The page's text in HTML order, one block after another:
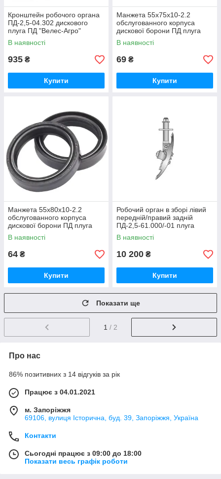
Кронштейн робочого органа
ПД-2,5-04.302 дискового
плуга ПД "Велес-Агро"
В наявності
935 ₴
Купити
Манжета 55х75х10-2.2
обслугованного корпуса
дискової борони ПД плуга
дискового Велес-Агро
В наявності
69 ₴
Купити
Манжета 55х80х10-2.2
обслугованного корпуса
дискової борони ПД плуга
дискового Велес-Агро
В наявності
64 ₴
Купити
Робочий орган в зборі лівий
передній/правий задній
ПД-2,5-61.000/-01 плуга
дискового ПД Велес-Агро
В наявності
10 200 ₴
Купити
Показати ще
1 / 2
Про нас
86% позитивних з 14 відгуків за рік
Працює з 04.01.2021
м. Запоріжжя
69106, вулиця Історична, буд. 39, Запоріжжя, Україна
Контакти
Сьогодні працює з 09:00 до 18:00
Показати весь графік роботи